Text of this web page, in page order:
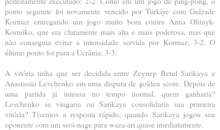
ponto seguinte foi novamente vencido por Türkiye com Gulzade
Kormaz entregando um jogo muito bom contra Anna Oliinyk-
Korniiko, que era claramente mais alta e mais poderosa, mas que
não conseguia evitar a intensidade servida por Kormaz; 3-2. O
último ponto foi para a Ucrânia; 3-3.
A vitória tinha que ser decidida entre Zeynep Betul Sarikaya e
Anastasiia Levchenko em uma disputa de golden score. Depois de
uma partida já intensa no tempo normal, quem ganharia?
Levchenko se vingaria ou Sarikaya consolidaria sua primeira
vitória? Tivemos a resposta rápido, quando Sarikaya jogou seu
oponente com um seoi-nage para waza-ari quase imediatamente.